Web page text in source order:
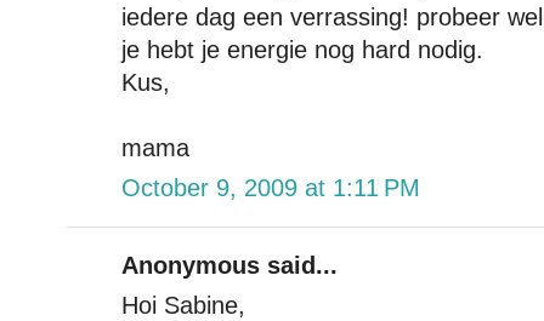
iedere dag een verrassing! probeer
je hebt je energie nog hard nodig.
Kus,
mama
October 9, 2009 at 1:11 PM
Anonymous said...
Hoi Sabine,